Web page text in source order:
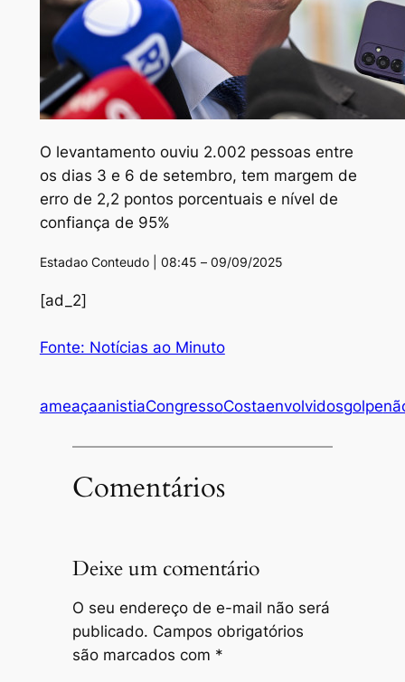
O levantamento ouviu 2.002 pessoas entre
os dias 3 e 6 de setembro, tem margem de
erro de 2,2 pontos porcentuais e nível de
confiança de 95%
Estadao Conteudo | 08:45 – 09/09/2025
[ad_2]
Fonte: Notícias ao Minuto
ameaçaanistiaCongressoCostaenvolvidosgolpe
Comentários
Deixe um comentário
O seu endereço de e-mail não será
publicado. Campos obrigatórios
são marcados com *